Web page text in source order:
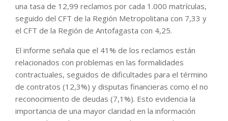
una tasa de 12,99 reclamos por cada 1.000 matrículas,
seguido del CFT de la Región Metropolitana con 7,33 y
el CFT de la Región de Antofagasta con 4,25.
El informe señala que el 41% de los reclamos están
relacionados con problemas en las formalidades
contractuales, seguidos de dificultades para el término
de contratos (12,3%) y disputas financieras como el no
reconocimiento de deudas (7,1%). Esto evidencia la
importancia de una mayor claridad en la información